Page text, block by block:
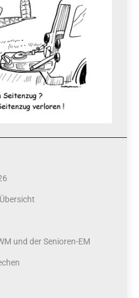
und der Senioren-EM